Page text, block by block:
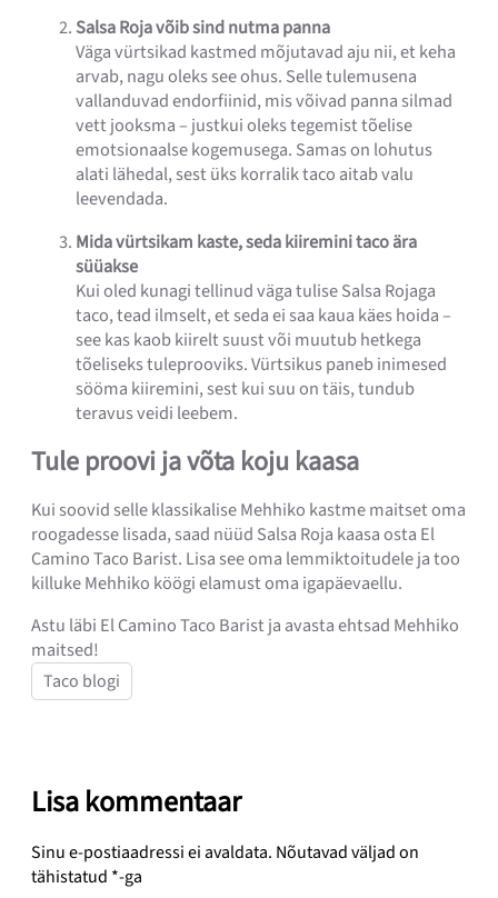
Salsa Roja võib sind nutma panna
Väga vürtsikad kastmed mõjutavad aju nii, et keha
arvab, nagu oleks see ohus. Selle tulemusena
vallanduvad endorfiinid, mis võivad panna silmad
vett jooksma – justkui oleks tegemist tõelise
emotsionaalse kogemusega. Samas on lohutus
alati lähedal, sest üks korralik taco aitab valu
leevendada.
Mida vürtsikam kaste, seda kiiremini taco ära
süüakse
Kui oled kunagi tellinud väga tulise Salsa Rojaga
taco, tead ilmselt, et seda ei saa kaua käes hoida –
see kas kaob kiirelt suust või muutub hetkega
tõeliseks tuleprooviks. Vürtsikus paneb inimesed
sööma kiiremini, sest kui suu on täis, tundub
teravus veidi leebem.
Tule proovi ja võta koju kaasa
Kui soovid selle klassikalise Mehhiko kastme maitset oma
roogadesse lisada, saad nüüd Salsa Roja kaasa osta El
Camino Taco Barist. Lisa see oma lemmiktoitudele ja too
killuke Mehhiko köögi elamust oma igapäevaellu.
Astu läbi El Camino Taco Barist ja avasta ehtsad Mehhiko
maitsed!
Taco blogi
Lisa kommentaar
Sinu e-postiaadressi ei avaldata. Nõutavad väljad on
tähistatud *-ga